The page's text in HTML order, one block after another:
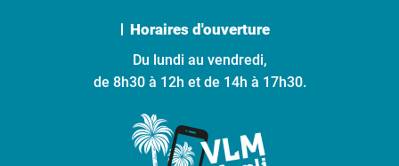
Horaires d'ouverture
Du lundi au vendredi,
de 8h30 à 12h et de 14h à 17h30.